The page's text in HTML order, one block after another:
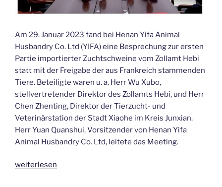
Am 29. Januar 2023 fand bei Henan Yifa Animal
Husbandry Co. Ltd (YIFA) eine Besprechung zur ersten
Partie importierter Zuchtschweine vom Zollamt Hebi
statt mit der Freigabe der aus Frankreich stammenden
Tiere. Beteiligte waren u. a. Herr Wu Xubo,
stellvertretender Direktor des Zollamts Hebi, und Herr
Chen Zhenting, Direktor der Tierzucht- und
Veterinärstation der Stadt Xiaohe im Kreis Junxian.
Herr Yuan Quanshui, Vorsitzender von Henan Yifa
Animal Husbandry Co. Ltd, leitete das Meeting.
„Ende
weiterlesen